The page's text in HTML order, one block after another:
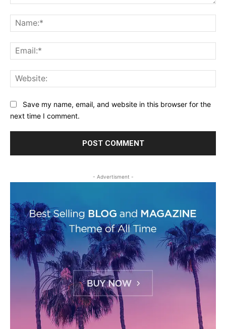
Save my name, email, and website in this browser for the
next time I comment.
- Advertisment -